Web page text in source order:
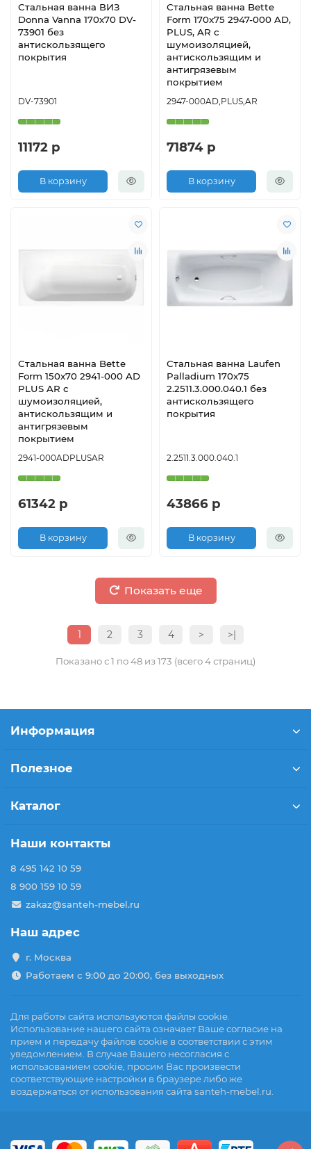
Стальная ванна ВИЗ
Donna Vanna 170х70 DV-
73901 без
антискользящего
покрытия
DV-73901
11172 р
В корзину
Стальная ванна Bette
Form 170x75 2947-000 AD,
PLUS, AR с
шумоизоляцией,
антискользящим и
антигрязевым
покрытием
2947-000AD,PLUS,AR
71874 р
В корзину
Стальная ванна Bette
Form 150x70 2941-000 AD
PLUS AR с
шумоизоляцией,
антискользящим и
антигрязевым
покрытием
2941-000ADPLUSAR
61342 р
В корзину
Стальная ванна Laufen
Palladium 170x75
2.2511.3.000.040.1 без
антискользящего
покрытия
2.2511.3.000.040.1
43866 р
В корзину
Показать еще
1 2 3 4 > >|
Показано с 1 по 48 из 173 (всего 4 страниц)
Информация
Полезное
Каталог
Наши контакты
8 495 142 10 59
8 900 159 10 59
zakaz@santeh-mebel.ru
Наш адрес
г. Москва
Работаем с 9:00 до 20:00, без выходных
Для работы сайта используются файлы cookie.
Использование нашего сайта означает Ваше согласие на
прием и передачу файлов cookie в соответствии с этим
уведомлением. В случае Вашего несогласия с
использованием cookie, просим Вас произвести
соответствующие настройки в браузере либо же
воздержаться от использования сайта santeh-mebel.ru.